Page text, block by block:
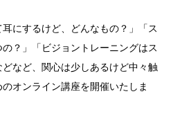
耳にするけど、どんなもの？」「ス
？」「ビジョントレーニングはス
など、関心は少しあるけど中々触
オンライン講座を開催いたしま